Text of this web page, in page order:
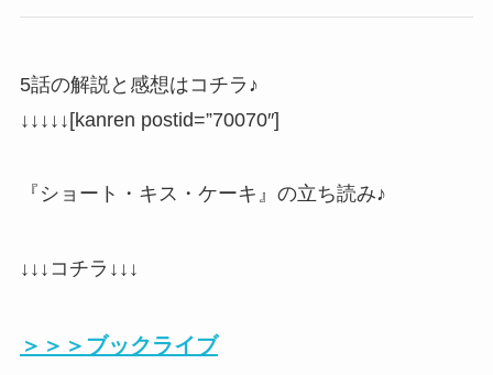
5話の解説と感想はコチラ♪
↓↓↓↓↓[kanren postid=”70070″]
『ショート・キス・ケーキ』の立ち読み♪
↓↓↓コチラ↓↓↓
＞＞＞ブックライブ